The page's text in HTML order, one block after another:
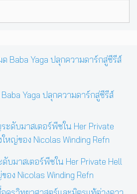
Yaga ปลุกความดาร์กสู่ซีรีส์
บมาสเตอร์พีซใน Her Private Hell
ง Nicolas Winding Refn